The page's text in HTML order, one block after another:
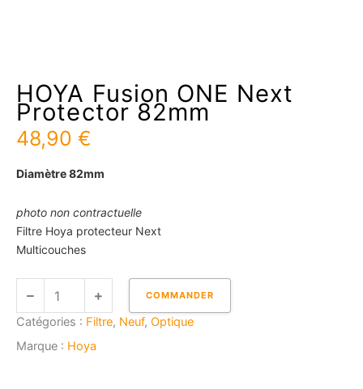
HOYA Fusion ONE Next
Protector 82mm
48,90 €
Diamètre 82mm
photo non contractuelle
Filtre Hoya protecteur Next
Multicouches
HOYA
Fusion
COMMANDER
Catégories : Filtre, Neuf, Optique
Marque : Hoya